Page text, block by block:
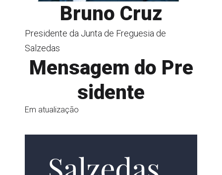
Bruno Cruz
Presidente da Junta de Freguesia de
Salzedas
Mensagem do Pre
sidente
Em atualização